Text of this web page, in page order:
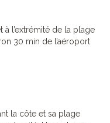
à l’extrémité de la plage
30 min de l’aéroport
la côte et sa plage